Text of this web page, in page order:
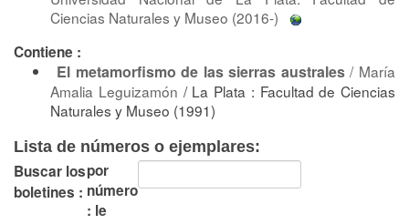
Ciencias Naturales y Museo (2016-)
Contiene :
El metamorfismo de las sierras australes/ María
Amalia Leguizamón / La Plata : Facultad de Ciencias
Naturales y Museo (1991)
Lista de números o ejemplares:
Buscar los
boletines :
por
número
: le